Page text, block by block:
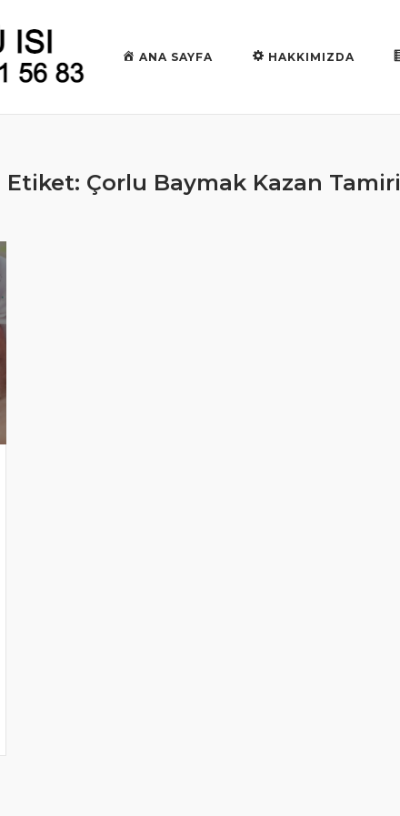
ANA SAYFA HAKKIMIZDA
Etiket: Çorlu Baymak Kazan Tamiri